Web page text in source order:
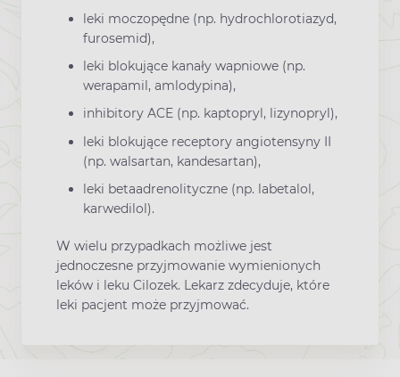
leki moczopędne (np. hydrochlorotiazyd,
furosemid),
leki blokujące kanały wapniowe (np.
werapamil, amlodypina),
inhibitory ACE (np. kaptopryl, lizynopryl),
leki blokujące receptory angiotensyny II
(np. walsartan, kandesartan),
leki betaadrenolityczne (np. labetalol,
karwedilol).
W wielu przypadkach możliwe jest
jednoczesne przyjmowanie wymienionych
leków i leku Cilozek. Lekarz zdecyduje, które
leki pacjent może przyjmować.